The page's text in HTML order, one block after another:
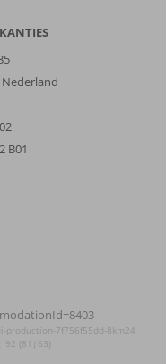
B01
7f756f55dd-8km24
92 (81|63)